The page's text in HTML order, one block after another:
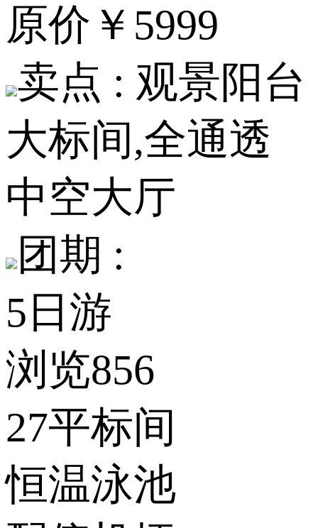
原价 ￥5999
卖点 : 观景阳台
大标间,全通透
中空大厅
团期 :
5日游
浏览856
27平标间
恒温泳池